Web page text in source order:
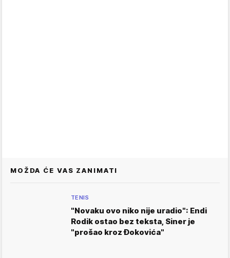
MOŽDA ĆE VAS ZANIMATI
TENIS
"Novaku ovo niko nije uradio": Endi
Rodik ostao bez teksta, Siner je
"prošao kroz Đokovića"